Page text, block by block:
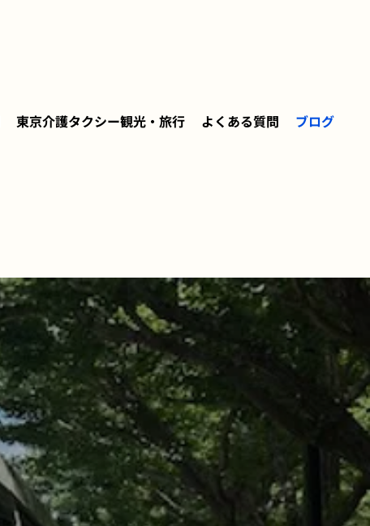
東京介護タクシー観光・旅行 よくある質問
ブログ